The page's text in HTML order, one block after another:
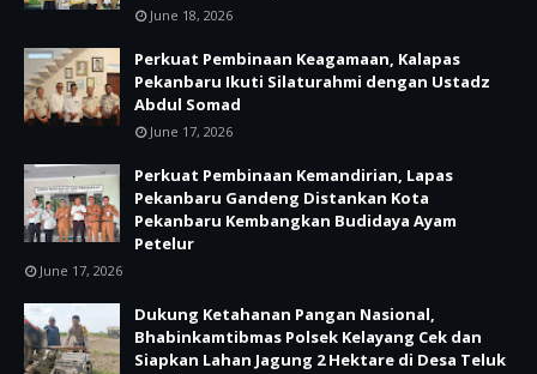
June 18, 2026
Perkuat Pembinaan Keagamaan, Kalapas
Pekanbaru Ikuti Silaturahmi dengan Ustadz
Abdul Somad
June 17, 2026
Perkuat Pembinaan Kemandirian, Lapas
Pekanbaru Gandeng Distankan Kota
Pekanbaru Kembangkan Budidaya Ayam
Petelur
June 17, 2026
Dukung Ketahanan Pangan Nasional,
Bhabinkamtibmas Polsek Kelayang Cek dan
Siapkan Lahan Jagung 2 Hektare di Desa Teluk